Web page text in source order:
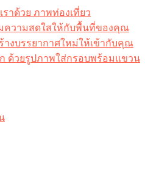
ราด้วย ภาพท่องเที่ยว
ความสดใสให้กับพื้นที่ของคุณ
างบรรยากาศใหม่ให้เข้ากับคุณ
ด้วยรูปภาพใส่กรอบพร้อมแขวน​